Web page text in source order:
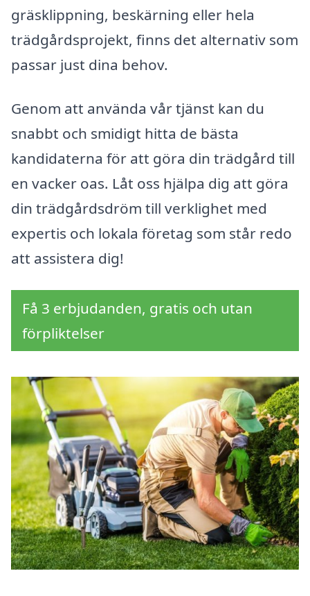
gräsklippning, beskärning eller hela
trädgårdsprojekt, finns det alternativ som
passar just dina behov.
Genom att använda vår tjänst kan du
snabbt och smidigt hitta de bästa
kandidaterna för att göra din trädgård till
en vacker oas. Låt oss hjälpa dig att göra
din trädgårdsdröm till verklighet med
expertis och lokala företag som står redo
att assistera dig!
Få 3 erbjudanden, gratis och utan
förpliktelser